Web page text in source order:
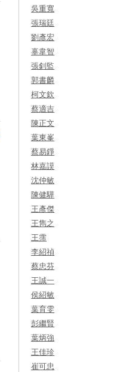
吳重寬
張瑞廷
劉彥宏
辜韋智
張釗監
郭書麟
柯文欽
蔡適吉
陳正文
葉東峯
蔡易錚
林嘉謨
沈仲敏
陳健驊
王彥傑
王雋之
王霈
李紹禎
蔡忠芬
王誠一
侯紹敏
葉育雯
彭繼賢
葉炳強
王佳珍
崔可忠